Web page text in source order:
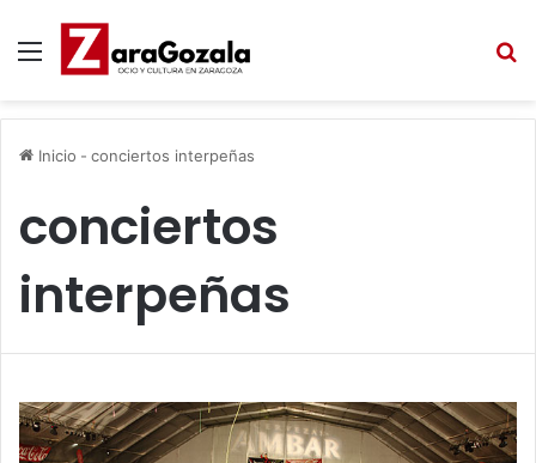
Menú
Inicio - conciertos interpeñas
conciertos
interpeñas